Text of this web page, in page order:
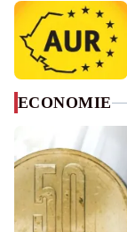
ECONOMIE